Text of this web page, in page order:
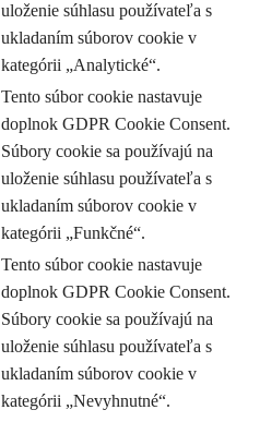
uloženie súhlasu používateľa s
ukladaním súborov cookie v
kategórii „Analytické“.
Tento súbor cookie nastavuje
doplnok GDPR Cookie Consent.
Súbory cookie sa používajú na
uloženie súhlasu používateľa s
ukladaním súborov cookie v
kategórii „Funkčné“.
Tento súbor cookie nastavuje
doplnok GDPR Cookie Consent.
Súbory cookie sa používajú na
uloženie súhlasu používateľa s
ukladaním súborov cookie v
kategórii „Nevyhnutné“.